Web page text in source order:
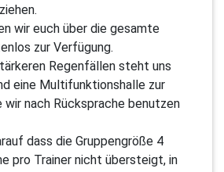
wir euch über die gesamte
zur Verfügung.
Regenfällen steht uns
eine Multifunktionshalle zur
nach Rücksprache benutzen
dass die Gruppengröße 4
pro Trainer nicht übersteigt, in